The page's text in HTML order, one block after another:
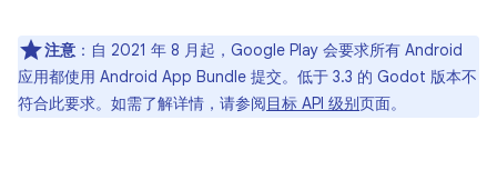
注意 ：自 2021 年 8 月起，Google Play 会要求所有 Android
应用都使用 Android App Bundle 提交。低于 3.3 的 Godot 版本不
符合此要求。如需了解详情，请参阅目标 API 级别页面。